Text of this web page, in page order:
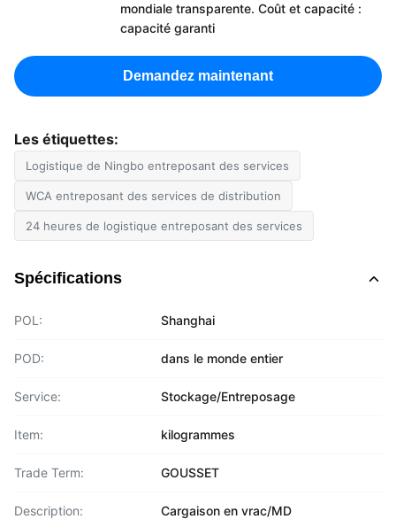
mondiale transparente. Coût et capacité :
capacité garanti
Demandez maintenant
Les étiquettes:
Logistique de Ningbo entreposant des services
WCA entreposant des services de distribution
24 heures de logistique entreposant des services
Spécifications
POL: Shanghai
POD: dans le monde entier
Service: Stockage/Entreposage
Item: kilogrammes
Trade Term: GOUSSET
Description: Cargaison en vrac/MD